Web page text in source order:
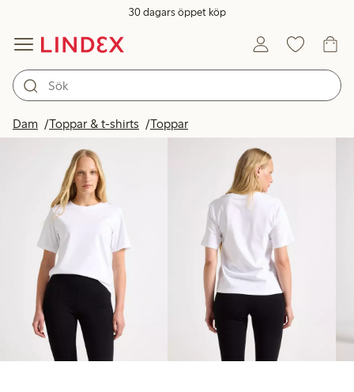
30 dagars öppet köp
Dam Toppar & t-shirts Toppar